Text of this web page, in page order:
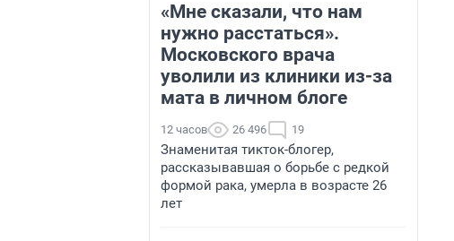
«Мне сказали, что нам
нужно расстаться».
Московского врача
уволили из клиники из-за
мата в личном блоге
12 часов 26 496 19
Знаменитая тикток-блогер,
рассказывавшая о борьбе с редкой
формой рака, умерла в возрасте 26
лет